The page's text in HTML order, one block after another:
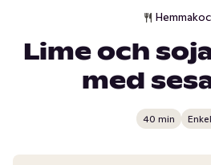
Lime och
med
40 min